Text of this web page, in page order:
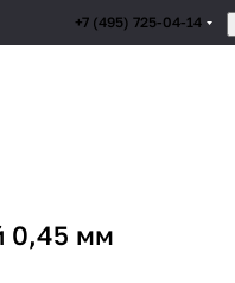
+7 (495) 725-04-14
0,45 мм